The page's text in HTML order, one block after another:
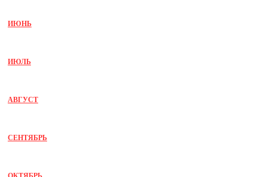
ИЮНЬ
ИЮЛЬ
АВГУСТ
СЕНТЯБРЬ